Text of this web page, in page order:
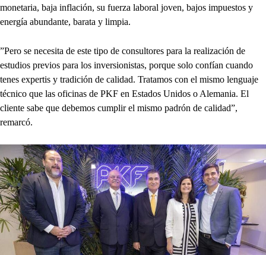
monetaria, baja inflación, su fuerza laboral joven, bajos impuestos y
energía abundante, barata y limpia.
”Pero se necesita de este tipo de consultores para la realización de
estudios previos para los inversionistas, porque solo confían cuando
tenes expertis y tradición de calidad. Tratamos con el mismo lenguaje
técnico que las oficinas de PKF en Estados Unidos o Alemania. El
cliente sabe que debemos cumplir el mismo padrón de calidad”,
remarcó.